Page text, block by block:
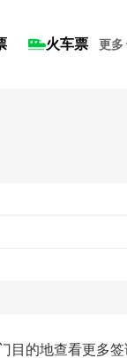
火车票 更多
目的地查看更多